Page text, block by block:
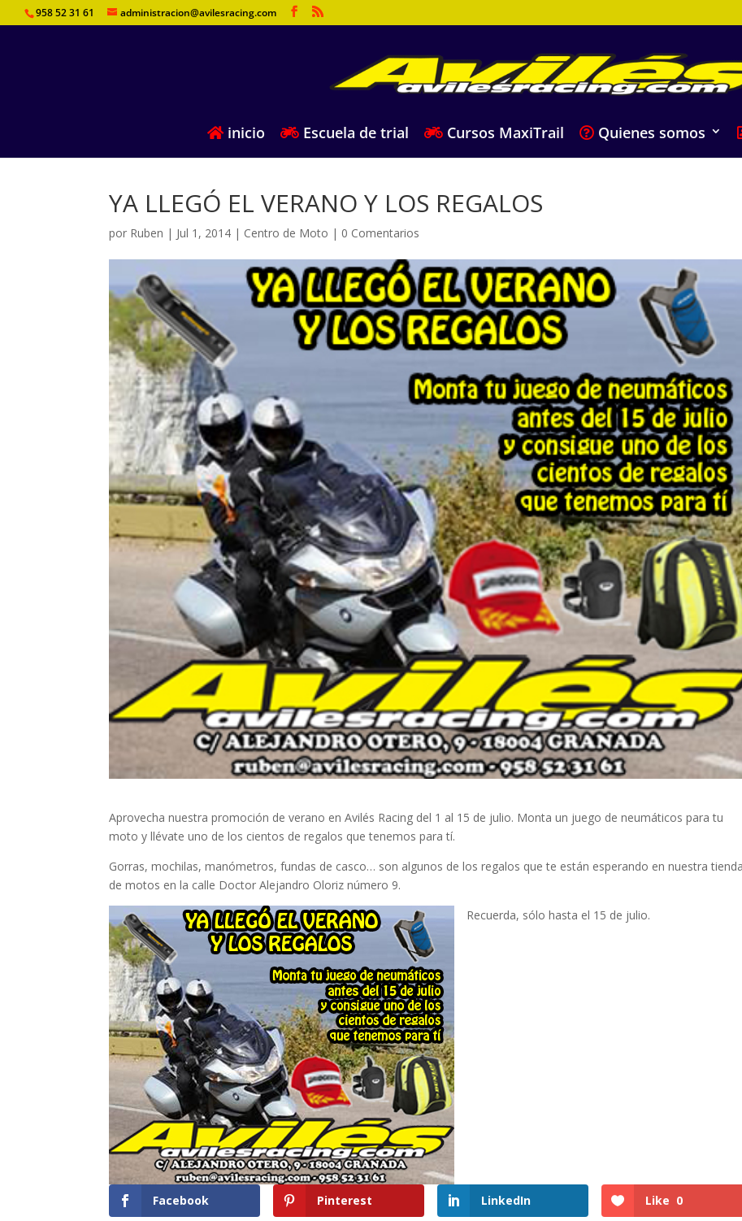
958 52 31 61 administracion@avilesracing.com
inicio Escuela de trial Cursos MaxiTrail Quienes somos
YA LLEGÓ EL VERANO Y LOS REGALOS
por Ruben | Jul 1, 2014 | Centro de Moto | 0 Comentarios
Aprovecha nuestra promoción de verano en Avilés Racing del 1 al 15 de julio. Monta un juego de neumáticos para tu
moto y llévate uno de los cientos de regalos que tenemos para tí.
Gorras, mochilas, manómetros, fundas de casco… son algunos de los regalos que te están esperando en nuestra tienda
de motos en la calle Doctor Alejandro Oloriz número 9.
Recuerda, sólo hasta el 15 de julio.
Facebook Pinterest LinkedIn Like 0